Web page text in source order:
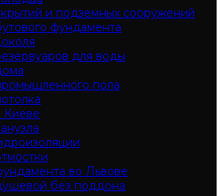
и подземных сооружений
фундамента
для воды
пола
Киеве
во Львове
без поддона